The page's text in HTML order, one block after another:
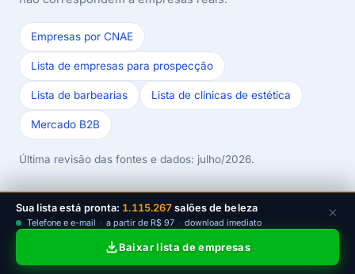
Empresas por CNAE
Lista de empresas para prospecção
Lista de barbearias Lista de clínicas de estética
Mercado B2B
Última revisão das fontes e dados: julho/2026.
Sua lista está pronta: 1.115.267 salões de beleza
Telefone e e-mail · a partir de R$ 97 · download imediato
Baixar lista de empresas
×